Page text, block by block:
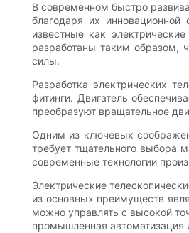
В современном быстро
благодаря их
известные как
разработаны таким образом,
силы.
Разработка электрических
фитинги. Двигатель
преобразуют вращательное
Одним из ключевых
требует тщательного выбора
современные технологии
Электрические
из основных преимуществ
можно управлять с высокой
промышленная автоматизация